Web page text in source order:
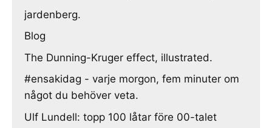
jardenberg.
Blog
The Dunning-Kruger effect, illustrated.
#ensakidag - varje morgon, fem minuter om
något du behöver veta.
Ulf Lundell: topp 100 låtar före 00-talet